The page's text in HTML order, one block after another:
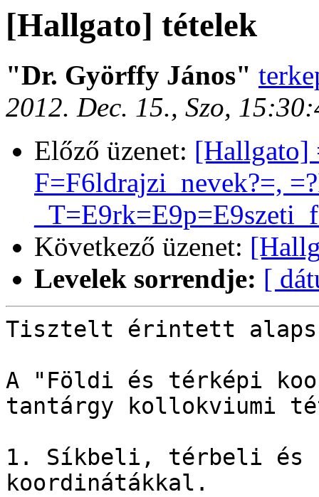
[Hallgato] tételek
"Dr. Györffy János"
2012. Dec. 15., Szo,
Előző üzenet: [Hallgato]
F=F6ldrajzi_nevek?=,
Következő üzenet:
Levelek sorrendje: [
Tisztelt érintett
A "Földi és térképi
tantárgy kollokviumi
1. Síkbeli, térbeli és
koordinátákkal.